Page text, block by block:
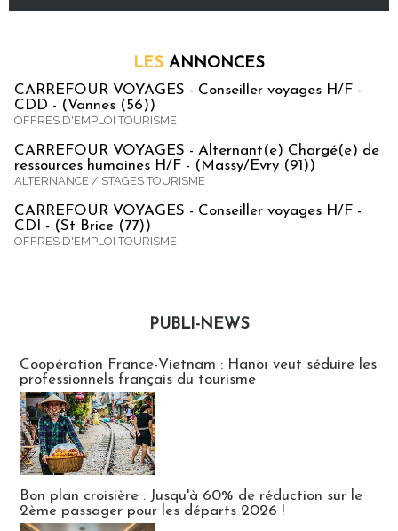
LES ANNONCES
CARREFOUR VOYAGES - Conseiller voyages H/F -
CDD - (Vannes (56))
OFFRES D'EMPLOI TOURISME
CARREFOUR VOYAGES - Alternant(e) Chargé(e) de
ressources humaines H/F - (Massy/Evry (91))
ALTERNANCE / STAGES TOURISME
CARREFOUR VOYAGES - Conseiller voyages H/F -
CDI - (St Brice (77))
OFFRES D'EMPLOI TOURISME
PUBLI-NEWS
Coopération France-Vietnam : Hanoï veut séduire les
professionnels français du tourisme
Bon plan croisière : Jusqu'à 60% de réduction sur le
2ème passager pour les départs 2026 !